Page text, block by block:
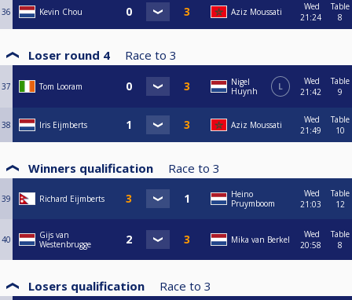
36 Kevin Chou Aziz Moussati
Wed
21:24
Table
8
Loser round 4 Race to 3
37 Tom Looram
Nigel
Huynh
L
Wed
21:42
Table
9
38 Iris Eijmberts Aziz Moussati
Wed
21:49
Table
10
Winners qualification Race to 3
39 Richard Eijmberts
Heino
Pruymboom
Wed
21:03
Table
12
40
Gijs van
Westenbrugge
Mika van Berkel
Wed
20:58
Table
8
Losers qualification Race to 3